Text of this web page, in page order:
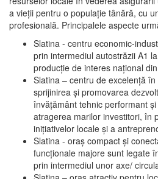
a vieţii pentru o populaţie tânără, cu
profesională. Principalele aspecte
Slatina - centru economic-
prin intermediul autostrăzii A1
producţie de interes naţional
Slatina – centru de excelenţă
sprijinirea şi promovarea
învăţământ tehnic performant
atragerea marilor investitori, în
iniţiativelor locale şi a
Slatina - oraş compact şi
funcţionale majore sunt legate
prin intermediul unor axe/